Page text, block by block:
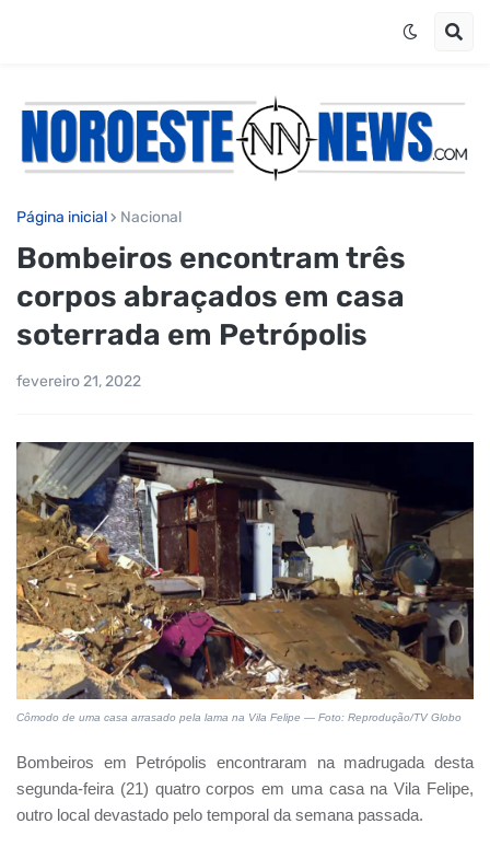
Página inicial Nacional
Bombeiros encontram três
corpos abraçados em casa
soterrada em Petrópolis
fevereiro 21, 2022
Cômodo de uma casa arrasado pela lama na Vila Felipe — Foto: Reprodução/TV Globo
Bombeiros em Petrópolis encontraram na madrugada desta
segunda-feira (21) quatro corpos em uma casa na Vila Felipe,
outro local devastado pelo temporal da semana passada.